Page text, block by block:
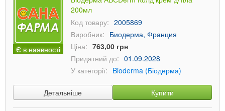
Є в наявності
200мл
Код товару: 2005869
Виробник: Биодерма, Франция
Ціна: 763,00 грн
Придатний до: 01.09.2028
У категорії: Bioderma (Біодерма)
Детальніше Купити